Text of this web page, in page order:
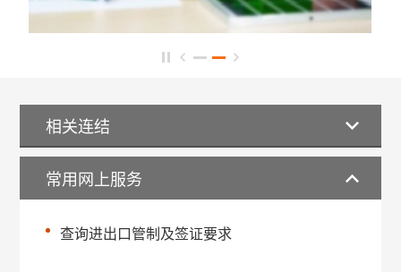
相关连结
常用网上服务
查询进出口管制及签证要求